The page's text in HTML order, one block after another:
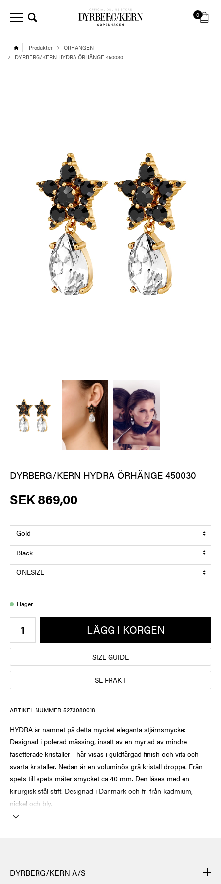
0
Produkter
ÖRHÄNGEN
DYRBERG/KERN HYDRA ÖRHÄNGE 450030
DYRBERG/KERN HYDRA ÖRHÄNGE 450030
SEK 869,00
I lager
LÄGG I KORGEN
SIZE GUIDE
SE FRAKT
ARTIKEL NUMMER 5273080018
HYDRA är namnet på detta mycket eleganta stjärnsmycke:
Designad i polerad mässing, insatt av en myriad av mindre
fasetterade kristaller - här visas i guldfärgad finish och vita och
svarta kristaller. Nedan är en voluminös grå kristall droppe. Från
spets till spets mäter smycket ca 40 mm. Den låses med en
kirurgisk stål stift. Designad i Danmark och fri från kadmium,
nickel och bly.
DYRBERG/KERN A/S